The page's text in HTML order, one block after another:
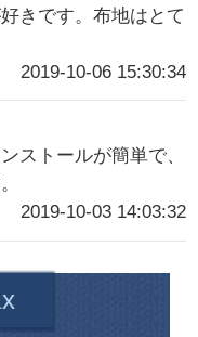
きです。布地はとて
2019-10-06 15:30:34
ストールが簡単で、
2019-10-03 14:03:32